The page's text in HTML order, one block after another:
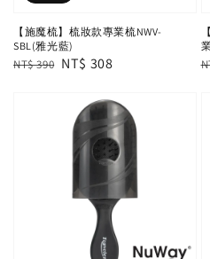
【施魔梳】梳妝款專業梳NWV-
SBL(雅光藍)
Regular
NT$ 390 Sale
NT$ 308